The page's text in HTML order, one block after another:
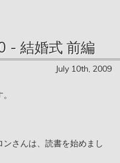
- 結婚式 前編
July 10th, 2009
さんは、読書を始めまし